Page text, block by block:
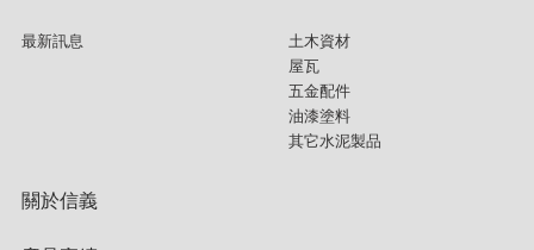
最新訊息
土木資材
屋瓦
五金配件
油漆塗料
其它水泥製品
關於信義